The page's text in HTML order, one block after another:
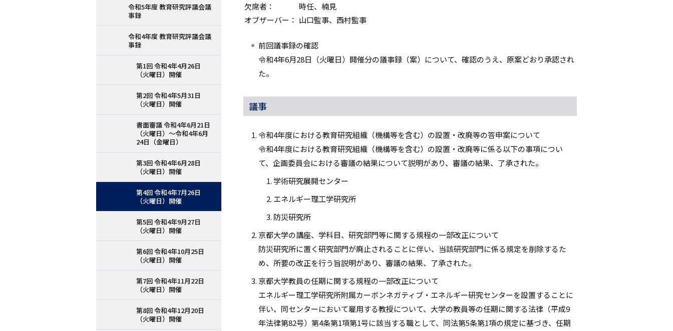
令和5年度 教育研究評議会議
事録
令和4年度 教育研究評議会議
事録
第1回 令和4年4月26日
（火曜日）開催
第2回 令和4年5月31日
（火曜日）開催
書面審議 令和4年6月21日
（火曜日）～令和4年6月
24日（金曜日）
第3回 令和4年6月28日
（火曜日）開催
第4回 令和4年7月26日
（火曜日）開催
第5回 令和4年9月27日
（火曜日）開催
第6回 令和4年10月25日
（火曜日）開催
第7回 令和4年11月22日
（火曜日）開催
第8回 令和4年12月20日
（火曜日）開催
欠席者：
時任、楠見
オブザーバー： 山口監事、西村監事
前回議事録の確認
令和4年6月28日（火曜日）開催分の議事録（案）について、確認のうえ、原案どおり承認され
た。
議事
令和4年度における教育研究組織（機構等を含む）の設置・改廃等の答申案について
令和4年度における教育研究組織（機構等を含む）の設置・改廃等に係る以下の事項につい
て、企画委員会における審議の結果について説明があり、審議の結果、了承された。
学術研究展開センター
エネルギー理工学研究所
防災研究所
京都大学の講座、学科目、研究部門等に関する規程の一部改正について
防災研究所に置く研究部門が廃止されることに伴い、当該研究部門に係る規定を削除するた
め、所要の改正を行う旨説明があり、審議の結果、了承された。
京都大学教員の任期に関する規程の一部改正について
エネルギー理工学研究所附属カーボンネガティブ・エネルギー研究センターを設置することに
伴い、同センターにおいて雇用する教授について、大学の教員等の任期に関する法律（平成9
年法律第82号）第4条第1項第1号に該当する職として、同法第5条第1項の規定に基づき、任期